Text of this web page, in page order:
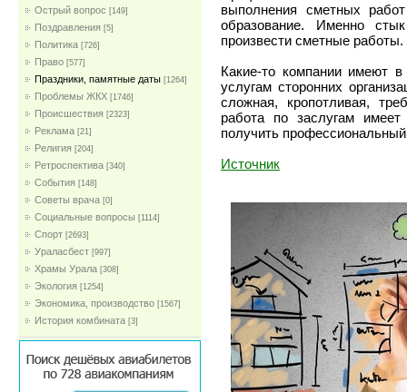
Острый вопрос [149]
Поздравления [5]
Политика [726]
Право [577]
Праздники, памятные даты [1264]
Проблемы ЖКХ [1746]
Проиcшествия [2323]
Реклама [21]
Религия [204]
Ретроспектива [340]
События [148]
Советы врача [0]
Социальные вопросы [1114]
Спорт [2693]
Ураласбест [997]
Храмы Урала [308]
Экология [1254]
Экономика, производство [1567]
История комбината [3]
выполнения сметных
образование. Именно
произвести сметные работы.
Какие-то компании имеют
услугам сторонних
сложная, кропотливая,
работа по заслугам
получить
Источник